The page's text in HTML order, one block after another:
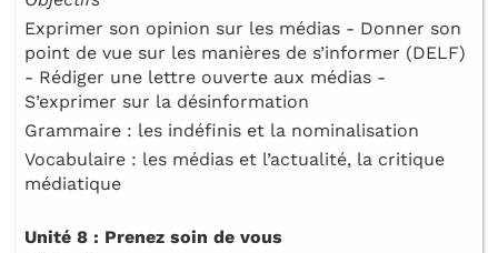
Exprimer son opinion sur les médias - Donner son
point de vue sur les manières de s’informer (DELF)
- Rédiger une lettre ouverte aux médias -
S’exprimer sur la désinformation
Grammaire : les indéfinis et la nominalisation
Vocabulaire : les médias et l’actualité, la critique
médiatique
Unité 8 : Prenez soin de vous